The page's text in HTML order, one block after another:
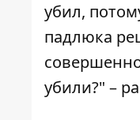
убил,
падлюка
убили?" –